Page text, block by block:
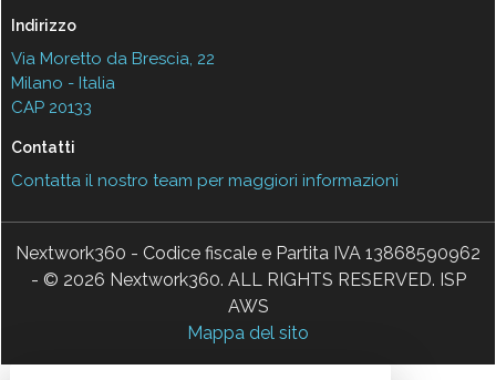
Indirizzo
Via Moretto da Brescia, 22
Milano - Italia
CAP 20133
Contatti
Contatta il nostro team per maggiori informazioni
Nextwork360 - Codice fiscale e Partita IVA 13868590962
- © 2026 Nextwork360. ALL RIGHTS RESERVED. ISP
AWS
Mappa del sito